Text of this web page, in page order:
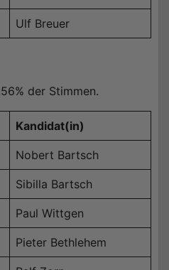
Ulf Breuer
der Stimmen.
Kandidat(in)
Nobert Bartsch
Sibilla Bartsch
Paul Wittgen
Pieter Bethlehem